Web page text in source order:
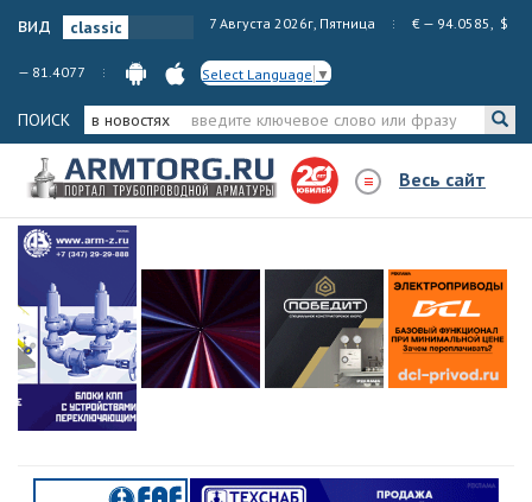
вид 7 Августа 2026г, Пятница € — 94.0585, $
— 81.4077 Select Language ▼
ПОИСК в новостях
Весь сайт